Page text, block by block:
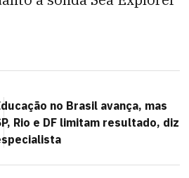
no Brasil avança, mas
Rio e DF limitam resultado, diz